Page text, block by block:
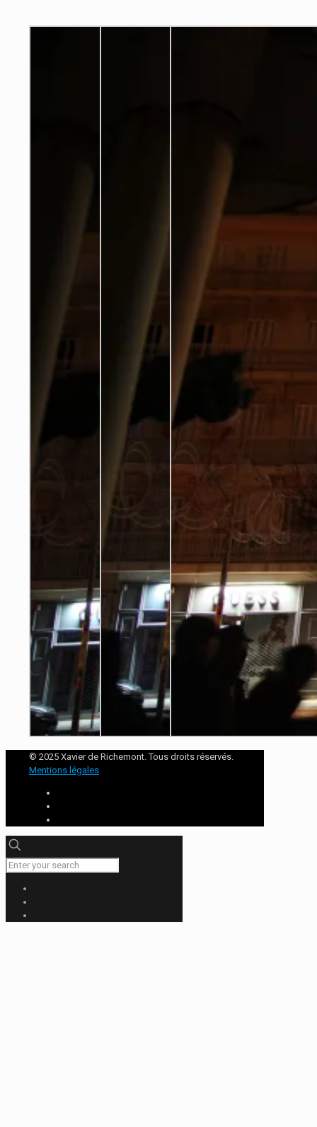
© 2025 Xavier de Richemont. Tous droits réservés.
Mentions légales